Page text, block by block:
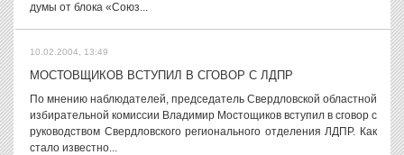
думы от блока «Союз...
10.02.2004, 13:49
МОСТОВЩИКОВ ВСТУПИЛ В СГОВОР С ЛДПР
По мнению наблюдателей, председатель Свердловской областной
избирательной комиссии Владимир Мостощиков вступил в сговор с
руководством Свердловского регионального отделения ЛДПР. Как
стало известно...